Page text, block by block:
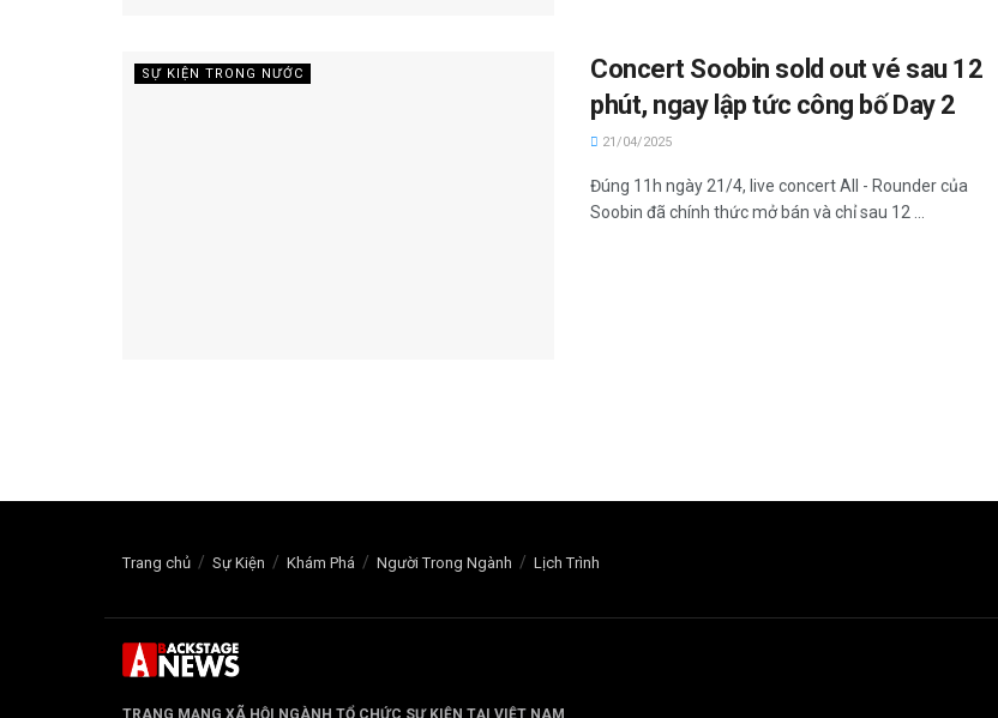
SỰ KIỆN TRONG NƯỚC
Concert Soobin sold out vé sau 12
phút, ngay lập tức công bố Day 2
21/04/2025
Đúng 11h ngày 21/4, live concert All - Rounder của
Soobin đã chính thức mở bán và chỉ sau 12 ...
Trang chủ Sự Kiện Khám Phá Người Trong Ngành Lịch Trình
TRANG MẠNG XÃ HỘI NGÀNH TỔ CHỨC SỰ KIỆN TẠI VIỆT NAM